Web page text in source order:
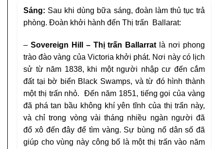
Sáng: Sau khi dùng bữa sáng, đoàn làm thủ tục trả
phòng. Đoàn khởi hành đến Thị trấn Ballarat:
– Sovereign Hill – Thị trấn Ballarrat là nơi phong
trào đào vàng của Victoria khởi phát. Nơi này có lịch
sử từ năm 1838, khi một người nhập cư đến cắm
đất tại bờ biển Black Swamps, và từ đó hình thành
một thị trấn nhỏ.Đến năm 1851, tiếng gọi của vàng
đã phá tan bầu không khí yên tĩnh của thị trấn này,
và chỉtrong vòng vài tháng nhiều ngàn người đã
đổ xô đến đây để tìm vàng. Sự bùng nổ dân số đã
giúp cho vùng này công bố là một thị trấn vào năm